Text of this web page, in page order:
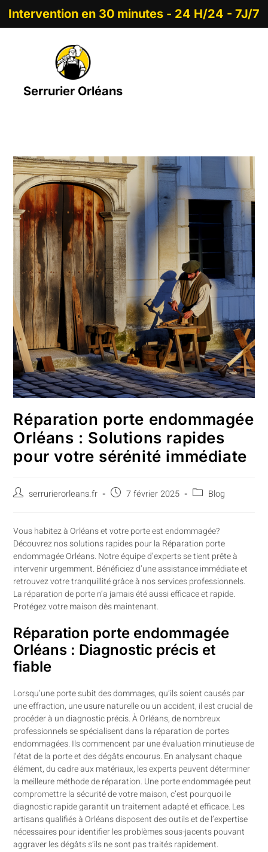
Intervention en 30 minutes - 24 H/24 - 7J/7
Serrurier Orléans
Réparation porte endommagée
Orléans : Solutions rapides
pour votre sérénité immédiate
serrurierorleans.fr 7 février 2025 Blog
Vous habitez à Orléans et votre porte est endommagée?
Découvrez nos solutions rapides pour la Réparation porte
endommagée Orléans. Notre équipe d’experts se tient prête à
intervenir urgemment. Bénéficiez d’une assistance immédiate et
retrouvez votre tranquillité grâce à nos services professionnels.
La réparation de porte n’a jamais été aussi efficace et rapide.
Protégez votre maison dès maintenant.
Réparation porte endommagée
Orléans : Diagnostic précis et
fiable
Lorsqu’une porte subit des dommages, qu’ils soient causés par
une effraction, une usure naturelle ou un accident, il est crucial de
procéder à un diagnostic précis. À Orléans, de nombreux
professionnels se spécialisent dans la réparation de portes
endommagées. Ils commencent par une évaluation minutieuse de
l’état de la porte et des dégâts encourus. En analysant chaque
élément, du cadre aux matériaux, les experts peuvent déterminer
la meilleure méthode de réparation. Une porte endommagée peut
compromettre la sécurité de votre maison, c’est pourquoi le
diagnostic rapide garantit un traitement adapté et efficace. Les
artisans qualifiés à Orléans disposent des outils et de l’expertise
nécessaires pour identifier les problèmes sous-jacents pouvant
aggraver les dégâts s’ils ne sont pas traités rapidement.